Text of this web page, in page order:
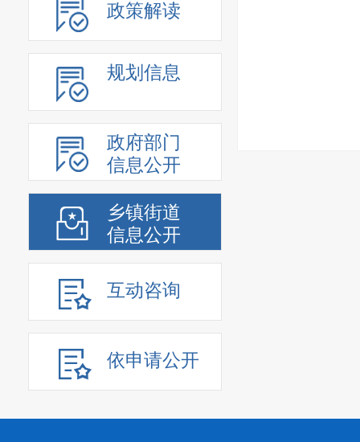
政策解读
规划信息
政府部门
信息公开
乡镇街道
信息公开
互动咨询
依申请公开